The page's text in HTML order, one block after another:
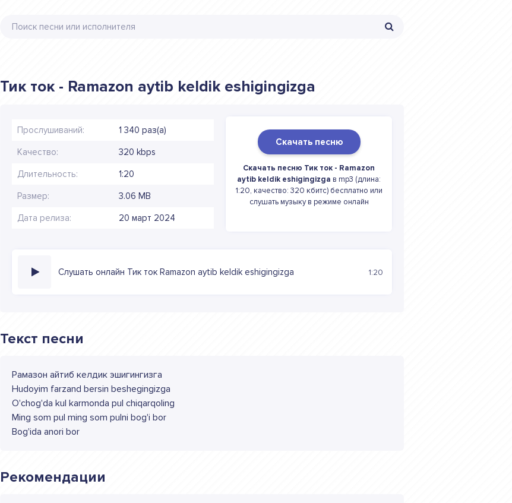
Тик ток - Ramazon aytib keldik eshigingizga
Прослушиваний: 1 340 раз(а)
Качество: 320 kbps
Длительность: 1:20
Размер: 3.06 MB
Дата релиза: 20 март 2024
Скачать песню
Скачать песню Тик ток - Ramazon
aytib keldik eshigingizga в mp3 (длина:
1:20, качество: 320 кбитс) бесплатно или
слушать музыку в режиме онлайн
Слушать онлайн Тик ток Ramazon aytib keldik eshigingizga 1:20
Текст песни
Рамазон айтиб келдик эшигингизга
Hudoyim farzand bersin beshegingizga
O'chog'da kul karmonda pul chiqarqoling
Ming som pul ming som pulni bog'i bor
Bog'ida anori bor
Рекомендации